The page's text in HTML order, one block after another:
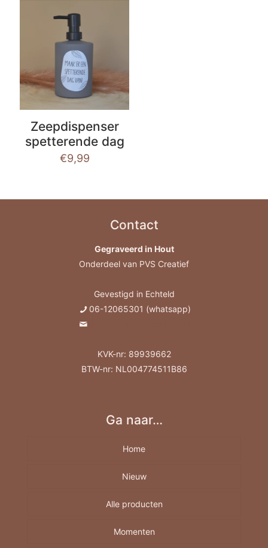
Zeepdispenser
spetterende dag
€9,99
Contact
Gegraveerd in Hout
Onderdeel van PVS Creatief
Gevestigd in Echteld
06-12065301 (whatsapp)
KVK-nr: 89939662
BTW-nr: NL004774511B86
Ga naar…
Home
Nieuw
Alle producten
Borrelplank
Momenten